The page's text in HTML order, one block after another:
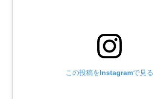
この投稿をInstagramで見る